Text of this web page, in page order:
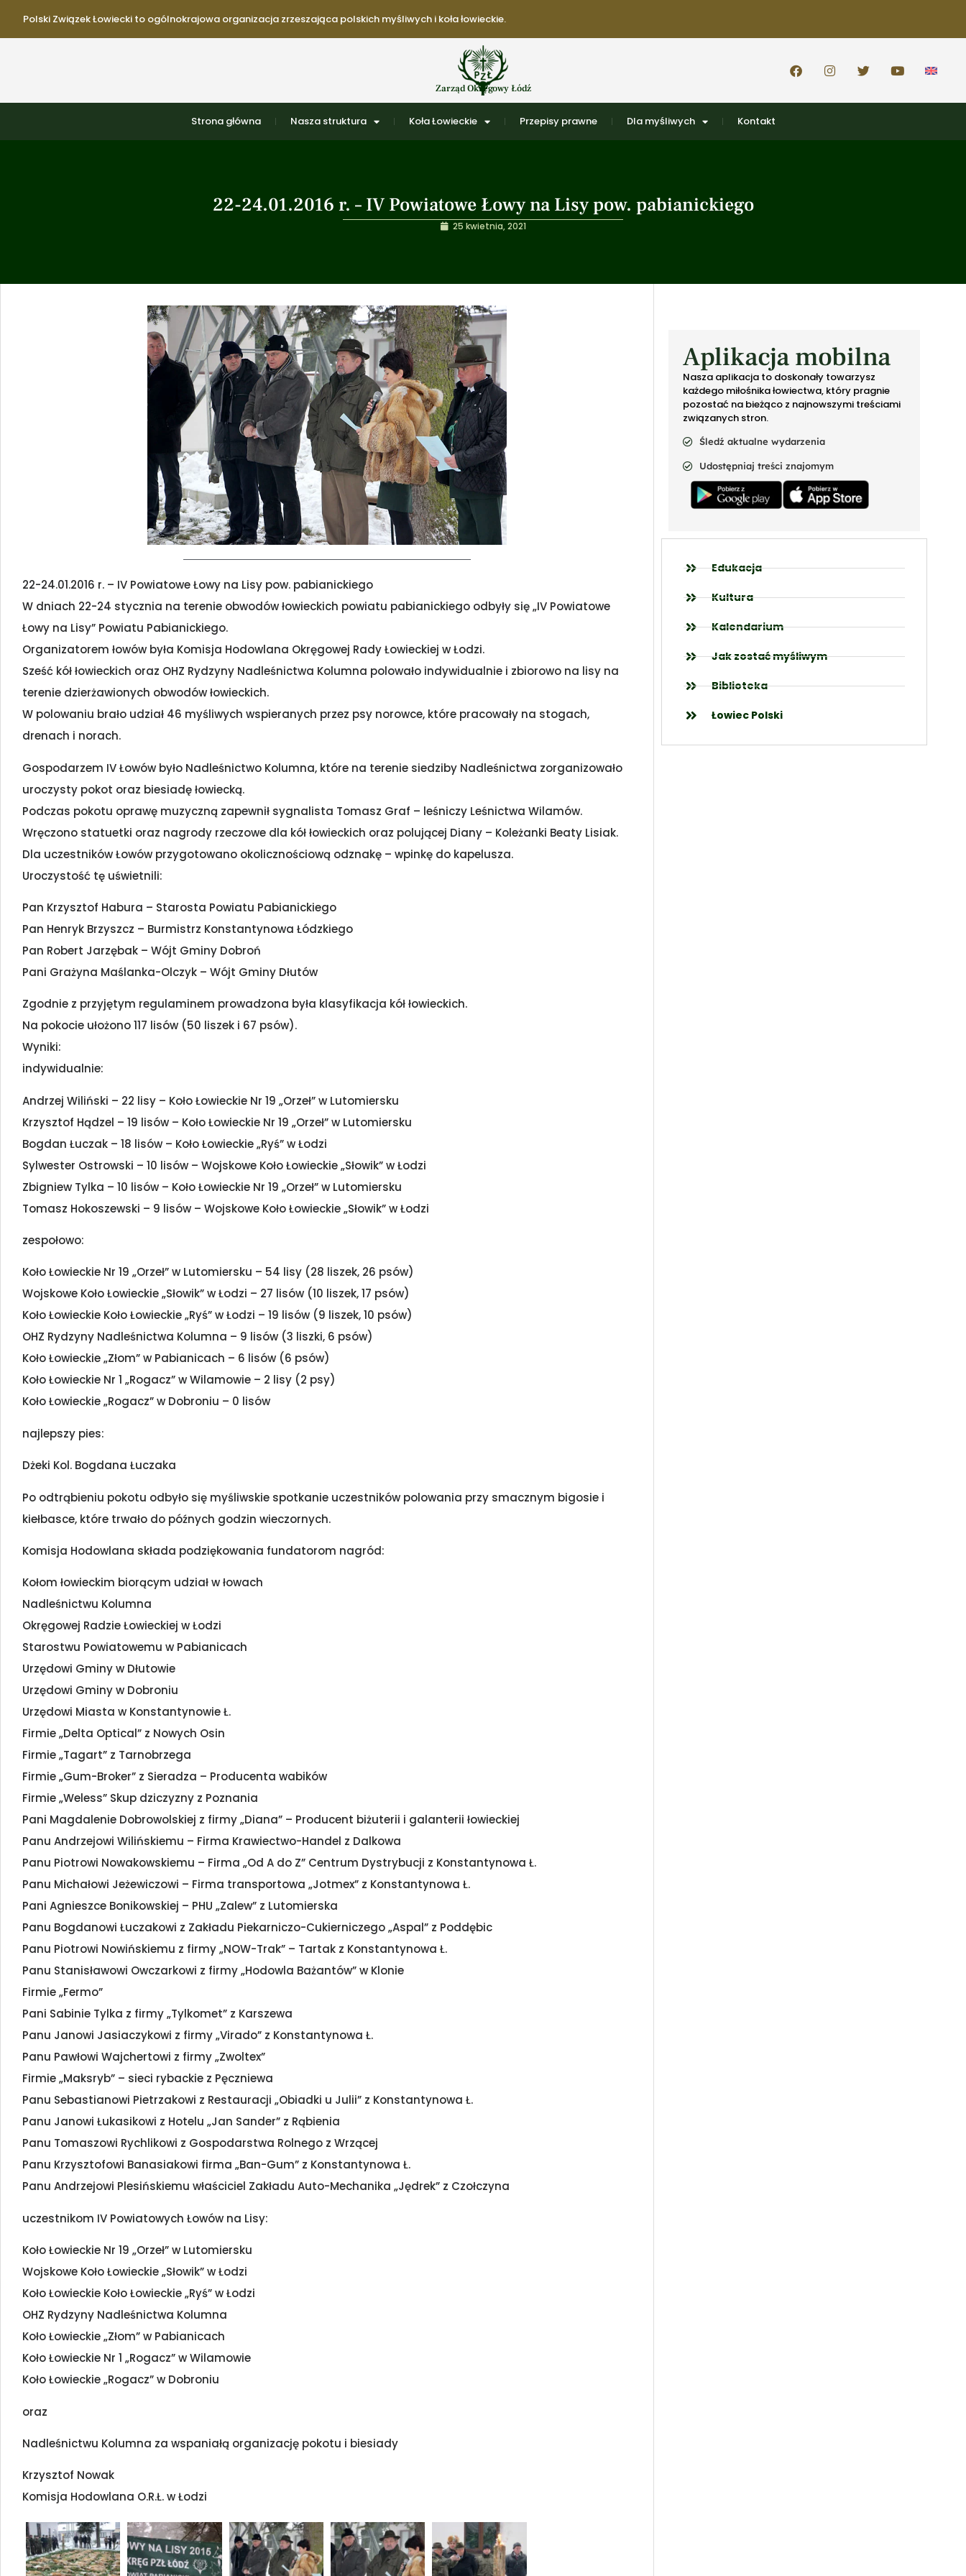
Polski Związek Łowiecki to ogólnokrajowa organizacja zrzeszająca polskich myśliwych i koła łowieckie.
Zarząd Okręgowy Łódź
Strona główna Nasza struktura Koła Łowieckie Przepisy prawne Dla myśliwych Kontakt
22-24.01.2016 r. – IV Powiatowe Łowy na Lisy pow. pabianickiego
25 kwietnia, 2021
22-24.01.2016 r. – IV Powiatowe Łowy na Lisy pow. pabianickiego
W dniach 22-24 stycznia na terenie obwodów łowieckich powiatu pabianickiego odbyły się „IV Powiatowe
Łowy na Lisy” Powiatu Pabianickiego.
Organizatorem łowów była Komisja Hodowlana Okręgowej Rady Łowieckiej w Łodzi.
Sześć kół łowieckich oraz OHZ Rydzyny Nadleśnictwa Kolumna polowało indywidualnie i zbiorowo na lisy na
terenie dzierżawionych obwodów łowieckich.
W polowaniu brało udział 46 myśliwych wspieranych przez psy norowce, które pracowały na stogach,
drenach i norach.
Gospodarzem IV Łowów było Nadleśnictwo Kolumna, które na terenie siedziby Nadleśnictwa zorganizowało
uroczysty pokot oraz biesiadę łowiecką.
Podczas pokotu oprawę muzyczną zapewnił sygnalista Tomasz Graf – leśniczy Leśnictwa Wilamów.
Wręczono statuetki oraz nagrody rzeczowe dla kół łowieckich oraz polującej Diany – Koleżanki Beaty Lisiak.
Dla uczestników Łowów przygotowano okolicznościową odznakę – wpinkę do kapelusza.
Uroczystość tę uświetnili:
Pan Krzysztof Habura – Starosta Powiatu Pabianickiego
Pan Henryk Brzyszcz – Burmistrz Konstantynowa Łódzkiego
Pan Robert Jarzębak – Wójt Gminy Dobroń
Pani Grażyna Maślanka-Olczyk – Wójt Gminy Dłutów
Zgodnie z przyjętym regulaminem prowadzona była klasyfikacja kół łowieckich.
Na pokocie ułożono 117 lisów (50 liszek i 67 psów).
Wyniki:
indywidualnie:
Andrzej Wiliński – 22 lisy – Koło Łowieckie Nr 19 „Orzeł” w Lutomiersku
Krzysztof Hądzel – 19 lisów – Koło Łowieckie Nr 19 „Orzeł” w Lutomiersku
Bogdan Łuczak – 18 lisów – Koło Łowieckie „Ryś” w Łodzi
Sylwester Ostrowski – 10 lisów – Wojskowe Koło Łowieckie „Słowik” w Łodzi
Zbigniew Tylka – 10 lisów – Koło Łowieckie Nr 19 „Orzeł” w Lutomiersku
Tomasz Hokoszewski – 9 lisów – Wojskowe Koło Łowieckie „Słowik” w Łodzi
zespołowo:
Koło Łowieckie Nr 19 „Orzeł” w Lutomiersku – 54 lisy (28 liszek, 26 psów)
Wojskowe Koło Łowieckie „Słowik” w Łodzi – 27 lisów (10 liszek, 17 psów)
Koło Łowieckie Koło Łowieckie „Ryś” w Łodzi – 19 lisów (9 liszek, 10 psów)
OHZ Rydzyny Nadleśnictwa Kolumna – 9 lisów (3 liszki, 6 psów)
Koło Łowieckie „Złom” w Pabianicach – 6 lisów (6 psów)
Koło Łowieckie Nr 1 „Rogacz” w Wilamowie – 2 lisy (2 psy)
Koło Łowieckie „Rogacz” w Dobroniu – 0 lisów
najlepszy pies:
Dżeki Kol. Bogdana Łuczaka
Po odtrąbieniu pokotu odbyło się myśliwskie spotkanie uczestników polowania przy smacznym bigosie i
kiełbasce, które trwało do późnych godzin wieczornych.
Komisja Hodowlana składa podziękowania fundatorom nagród:
Kołom łowieckim biorącym udział w łowach
Nadleśnictwu Kolumna
Okręgowej Radzie Łowieckiej w Łodzi
Starostwu Powiatowemu w Pabianicach
Urzędowi Gminy w Dłutowie
Urzędowi Gminy w Dobroniu
Urzędowi Miasta w Konstantynowie Ł.
Firmie „Delta Optical” z Nowych Osin
Firmie „Tagart” z Tarnobrzega
Firmie „Gum-Broker” z Sieradza – Producenta wabików
Firmie „Weless” Skup dziczyzny z Poznania
Pani Magdalenie Dobrowolskiej z firmy „Diana” – Producent biżuterii i galanterii łowieckiej
Panu Andrzejowi Wilińskiemu – Firma Krawiectwo-Handel z Dalkowa
Panu Piotrowi Nowakowskiemu – Firma „Od A do Z” Centrum Dystrybucji z Konstantynowa Ł.
Panu Michałowi Jeżewiczowi – Firma transportowa „Jotmex” z Konstantynowa Ł.
Pani Agnieszce Bonikowskiej – PHU „Zalew” z Lutomierska
Panu Bogdanowi Łuczakowi z Zakładu Piekarniczo-Cukierniczego „Aspal” z Poddębic
Panu Piotrowi Nowińskiemu z firmy „NOW-Trak” – Tartak z Konstantynowa Ł.
Panu Stanisławowi Owczarkowi z firmy „Hodowla Bażantów” w Klonie
Firmie „Fermo”
Pani Sabinie Tylka z firmy „Tylkomet” z Karszewa
Panu Janowi Jasiaczykowi z firmy „Virado” z Konstantynowa Ł.
Panu Pawłowi Wajchertowi z firmy „Zwoltex”
Firmie „Maksryb” – sieci rybackie z Pęczniewa
Panu Sebastianowi Pietrzakowi z Restauracji „Obiadki u Julii” z Konstantynowa Ł.
Panu Janowi Łukasikowi z Hotelu „Jan Sander” z Rąbienia
Panu Tomaszowi Rychlikowi z Gospodarstwa Rolnego z Wrzącej
Panu Krzysztofowi Banasiakowi firma „Ban-Gum” z Konstantynowa Ł.
Panu Andrzejowi Plesińskiemu właściciel Zakładu Auto-Mechanika „Jędrek” z Czołczyna
uczestnikom IV Powiatowych Łowów na Lisy:
Koło Łowieckie Nr 19 „Orzeł” w Lutomiersku
Wojskowe Koło Łowieckie „Słowik” w Łodzi
Koło Łowieckie Koło Łowieckie „Ryś” w Łodzi
OHZ Rydzyny Nadleśnictwa Kolumna
Koło Łowieckie „Złom” w Pabianicach
Koło Łowieckie Nr 1 „Rogacz” w Wilamowie
Koło Łowieckie „Rogacz” w Dobroniu
oraz
Nadleśnictwu Kolumna za wspaniałą organizację pokotu i biesiady
Krzysztof Nowak
Komisja Hodowlana O.R.Ł. w Łodzi
Aplikacja mobilna
Nasza aplikacja to doskonały towarzysz
każdego miłośnika łowiectwa, który pragnie
pozostać na bieżąco z najnowszymi treściami
związanych stron.
Śledź aktualne wydarzenia
Udostępniaj treści znajomym
Edukacja
Kultura
Kalendarium
Jak zostać myśliwym
Biblioteka
Łowiec Polski